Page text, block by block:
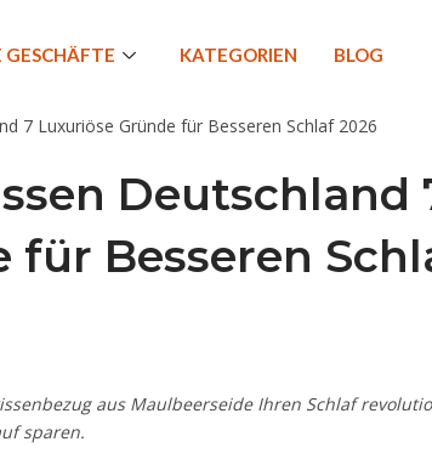
GESCHÄFTE KATEGORIEN BLOG
Deutschland
für Besseren
aus Maulbeerseide Ihren Schlaf
sparen.